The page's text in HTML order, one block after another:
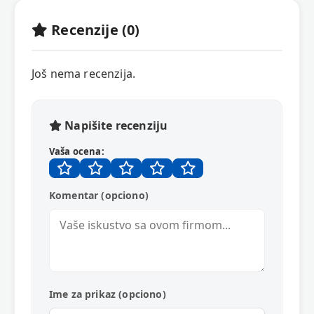
Recenzije (0)
Još nema recenzija.
Napišite recenziju
Vaša ocena:
Komentar (opciono)
Ime za prikaz (opciono)